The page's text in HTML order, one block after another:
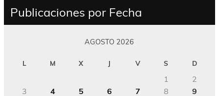
Publicaciones por Fecha
AGOSTO 2026
L M X J V S D
1
2
3
4 5 6 7 8
9